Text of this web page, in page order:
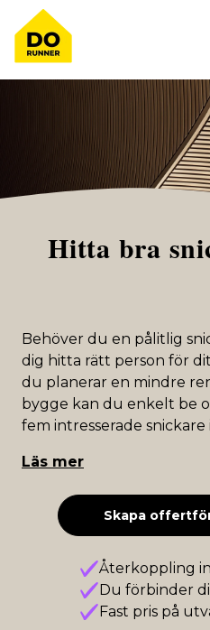
Hitta bra
Behöver du en pålitlig
dig hitta rätt person för
du planerar en mindre
bygge kan du enkelt be
fem intresserade snickare
Läs mer
Skapa
Återkoppling
Du förbinder
Fast pris på